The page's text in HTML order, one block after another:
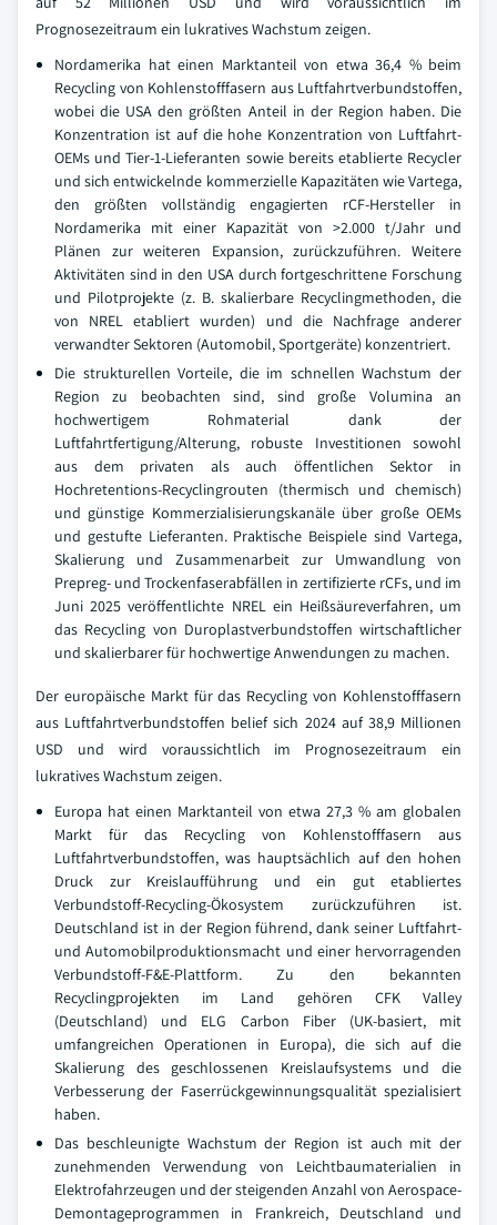
Prognosezeitraum ein lukratives Wachstum zeigen.
Nordamerika hat einen Marktanteil von etwa 36,4 % beim
Recycling von Kohlenstofffasern aus Luftfahrtverbundstoffen,
wobei die USA den größten Anteil in der Region haben. Die
Konzentration ist auf die hohe Konzentration von Luftfahrt-
OEMs und Tier-1-Lieferanten sowie bereits etablierte Recycler
und sich entwickelnde kommerzielle Kapazitäten wie Vartega,
den größten vollständig engagierten rCF-Hersteller in
Nordamerika mit einer Kapazität von >2.000 t/Jahr und
Plänen zur weiteren Expansion, zurückzuführen. Weitere
Aktivitäten sind in den USA durch fortgeschrittene Forschung
und Pilotprojekte (z. B. skalierbare Recyclingmethoden, die
von NREL etabliert wurden) und die Nachfrage anderer
verwandter Sektoren (Automobil, Sportgeräte) konzentriert.
Die strukturellen Vorteile, die im schnellen Wachstum der
Region zu beobachten sind, sind große Volumina an
hochwertigem Rohmaterial dank der
Luftfahrtfertigung/Alterung, robuste Investitionen sowohl
aus dem privaten als auch öffentlichen Sektor in
Hochretentions-Recyclingrouten (thermisch und chemisch)
und günstige Kommerzialisierungskanäle über große OEMs
und gestufte Lieferanten. Praktische Beispiele sind Vartega,
Skalierung und Zusammenarbeit zur Umwandlung von
Prepreg- und Trockenfaserabfällen in zertifizierte rCFs, und im
Juni 2025 veröffentlichte NREL ein Heißsäureverfahren, um
das Recycling von Duroplastverbundstoffen wirtschaftlicher
und skalierbarer für hochwertige Anwendungen zu machen.
Der europäische Markt für das Recycling von Kohlenstofffasern
aus Luftfahrtverbundstoffen belief sich 2024 auf 38,9 Millionen
USD und wird voraussichtlich im Prognosezeitraum ein
lukratives Wachstum zeigen.
Europa hat einen Marktanteil von etwa 27,3 % am globalen
Markt für das Recycling von Kohlenstofffasern aus
Luftfahrtverbundstoffen, was hauptsächlich auf den hohen
Druck zur Kreislaufführung und ein gut etabliertes
Verbundstoff-Recycling-Ökosystem zurückzuführen ist.
Deutschland ist in der Region führend, dank seiner Luftfahrt-
und Automobilproduktionsmacht und einer hervorragenden
Verbundstoff-F&E-Plattform. Zu den bekannten
Recyclingprojekten im Land gehören CFK Valley
(Deutschland) und ELG Carbon Fiber (UK-basiert, mit
umfangreichen Operationen in Europa), die sich auf die
Skalierung des geschlossenen Kreislaufsystems und die
Verbesserung der Faserrückgewinnungsqualität spezialisiert
haben.
Das beschleunigte Wachstum der Region ist auch mit der
zunehmenden Verwendung von Leichtbaumaterialien in
Elektrofahrzeugen und der steigenden Anzahl von Aerospace-
Demontageprogrammen in Frankreich, Deutschland und